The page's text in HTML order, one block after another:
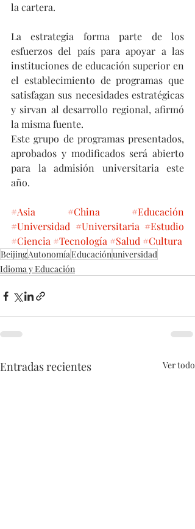
la cartera.
La estrategia forma parte de los
esfuerzos del país para apoyar a las
instituciones de educación superior en
el establecimiento de programas que
satisfagan sus necesidades estratégicas
y sirvan al desarrollo regional, afirmó
la misma fuente.
Este grupo de programas presentados,
aprobados y modificados será abierto
para la admisión universitaria este
año.
#Asia #China
#Educación
#Universidad #Universitaria #Estudio
#Ciencia #Tecnología #Salud #Cultura
BeijingAutonomíaEducaciónuniversidad
Idioma y Educación
Entradas recientes Ver todo